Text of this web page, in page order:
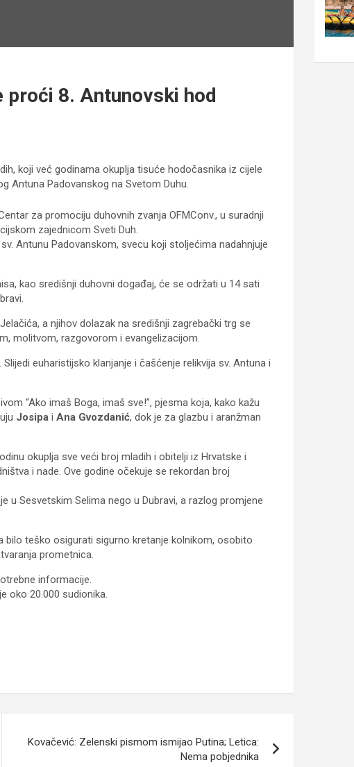
proći 8. Antunovski hod
koji već godinama okuplja tisuće hodočasnika iz cijele
Antuna Padovanskog na Svetom Duhu.
za promociju duhovnih zvanja OFMConv., u suradnji
zajednicom Sveti Duh.
Antunu Padovanskom, svecu koji stoljećima nadahnjuje
kao središnji duhovni događaj, će se održati u 14 sati
a njihov dolazak na središnji zagrebački trg se
molitvom, razgovorom i evangelizacijom.
euharistijsko klanjanje i čašćenje relikvija sv. Antuna i
“Ako imaš Boga, imaš sve!”, pjesma koja, kako kažu
Josipa i Ana Gvozdanić, dok je za glazbu i aranžman
okuplja sve veći broj mladih i obitelji iz Hrvatske i
i nade. Ove godine očekuje se rekordan broj
u Sesvetskim Selima nego u Dubravi, a razlog promjene
bilo teško osigurati sigurno kretanje kolnikom, osobito
prometnica.
informacije.
oko 20.000 sudionika.
Kovačević: Zelenski pismom ismijao Putina; Letica:
Nema pobjednika